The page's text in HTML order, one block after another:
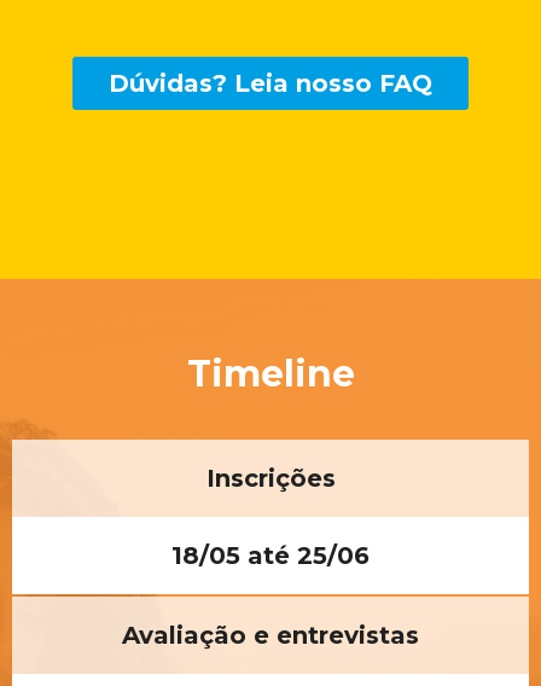
Dúvidas? Leia nosso FAQ
Timeline
Inscrições
18/05 até 25/06
Avaliação e entrevistas